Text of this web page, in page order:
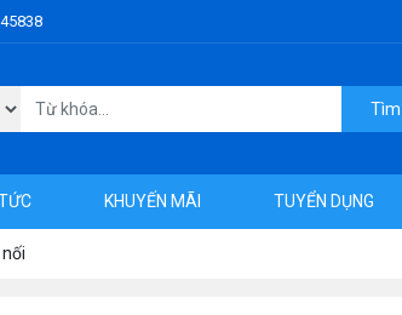
KHUYẾN MÃI TUYỂN DỤNG